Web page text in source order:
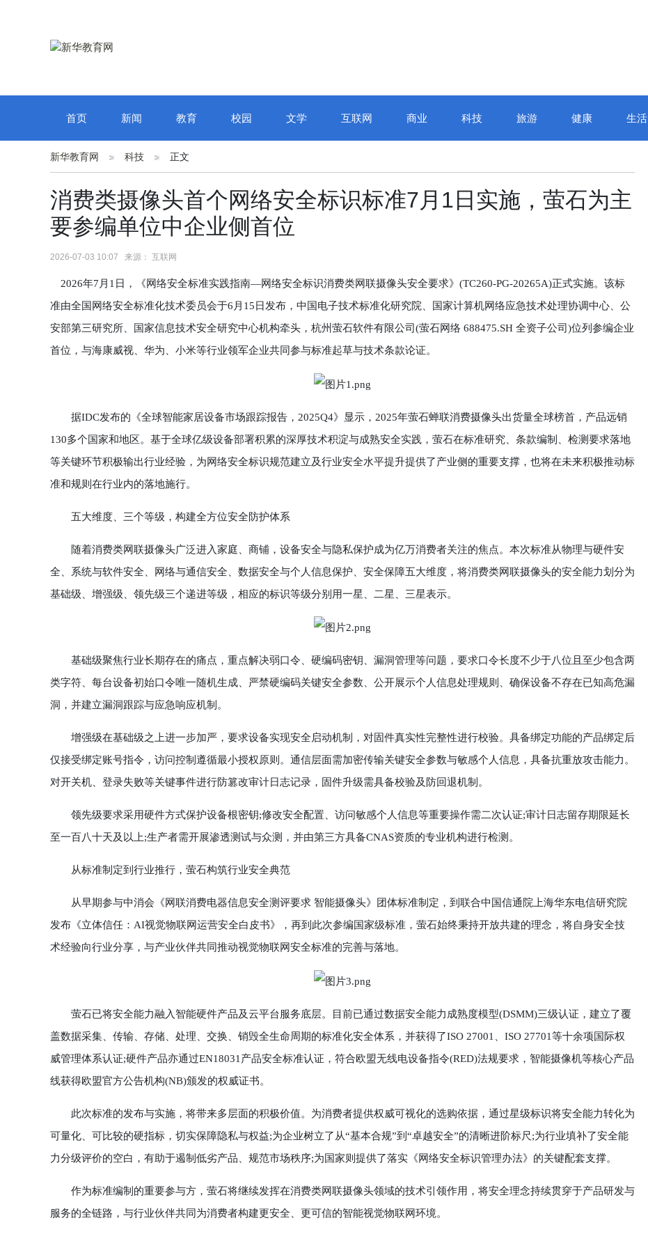
首页 新闻 教育 校园 文学 互联网 商业 科技 旅游 健康 生活
新华教育网 科技 正文
消费类摄像头首个网络安全标识标准7月1日实施，萤石为主
要参编单位中企业侧首位
2026-07-03 10:07 来源： 互联网
2026年7月1日，《网络安全标准实践指南—网络安全标识消费类网联摄像头安全要求》(TC260-PG-20265A)正式实施。该标
准由全国网络安全标准化技术委员会于6月15日发布，中国电子技术标准化研究院、国家计算机网络应急技术处理协调中心、公
安部第三研究所、国家信息技术安全研究中心机构牵头，杭州萤石软件有限公司(萤石网络 688475.SH 全资子公司)位列参编企业
首位，与海康威视、华为、小米等行业领军企业共同参与标准起草与技术条款论证。
据IDC发布的《全球智能家居设备市场跟踪报告，2025Q4》显示，2025年萤石蝉联消费摄像头出货量全球榜首，产品远销
130多个国家和地区。基于全球亿级设备部署积累的深厚技术积淀与成熟安全实践，萤石在标准研究、条款编制、检测要求落地
等关键环节积极输出行业经验，为网络安全标识规范建立及行业安全水平提升提供了产业侧的重要支撑，也将在未来积极推动标
准和规则在行业内的落地施行。
五大维度、三个等级，构建全方位安全防护体系
随着消费类网联摄像头广泛进入家庭、商铺，设备安全与隐私保护成为亿万消费者关注的焦点。本次标准从物理与硬件安
全、系统与软件安全、网络与通信安全、数据安全与个人信息保护、安全保障五大维度，将消费类网联摄像头的安全能力划分为
基础级、增强级、领先级三个递进等级，相应的标识等级分别用一星、二星、三星表示。
基础级聚焦行业长期存在的痛点，重点解决弱口令、硬编码密钥、漏洞管理等问题，要求口令长度不少于八位且至少包含两
类字符、每台设备初始口令唯一随机生成、严禁硬编码关键安全参数、公开展示个人信息处理规则、确保设备不存在已知高危漏
洞，并建立漏洞跟踪与应急响应机制。
增强级在基础级之上进一步加严，要求设备实现安全启动机制，对固件真实性完整性进行校验。具备绑定功能的产品绑定后
仅接受绑定账号指令，访问控制遵循最小授权原则。通信层面需加密传输关键安全参数与敏感个人信息，具备抗重放攻击能力。
对开关机、登录失败等关键事件进行防篡改审计日志记录，固件升级需具备校验及防回退机制。
领先级要求采用硬件方式保护设备根密钥;修改安全配置、访问敏感个人信息等重要操作需二次认证;审计日志留存期限延长
至一百八十天及以上;生产者需开展渗透测试与众测，并由第三方具备CNAS资质的专业机构进行检测。
从标准制定到行业推行，萤石构筑行业安全典范
从早期参与中消会《网联消费电器信息安全测评要求 智能摄像头》团体标准制定，到联合中国信通院上海华东电信研究院
发布《立体信任：AI视觉物联网运营安全白皮书》，再到此次参编国家级标准，萤石始终秉持开放共建的理念，将自身安全技
术经验向行业分享，与产业伙伴共同推动视觉物联网安全标准的完善与落地。
萤石已将安全能力融入智能硬件产品及云平台服务底层。目前已通过数据安全能力成熟度模型(DSMM)三级认证，建立了覆
盖数据采集、传输、存储、处理、交换、销毁全生命周期的标准化安全体系，并获得了ISO 27001、ISO 27701等十余项国际权
威管理体系认证;硬件产品亦通过EN18031产品安全标准认证，符合欧盟无线电设备指令(RED)法规要求，智能摄像机等核心产品
线获得欧盟官方公告机构(NB)颁发的权威证书。
此次标准的发布与实施，将带来多层面的积极价值。为消费者提供权威可视化的选购依据，通过星级标识将安全能力转化为
可量化、可比较的硬指标，切实保障隐私与权益;为企业树立了从“基本合规”到“卓越安全”的清晰进阶标尺;为行业填补了安全能
力分级评价的空白，有助于遏制低劣产品、规范市场秩序;为国家则提供了落实《网络安全标识管理办法》的关键配套支撑。
作为标准编制的重要参与方，萤石将继续发挥在消费类网联摄像头领域的技术引领作用，将安全理念持续贯穿于产品研发与
服务的全链路，与行业伙伴共同为消费者构建更安全、更可信的智能视觉物联网环境。